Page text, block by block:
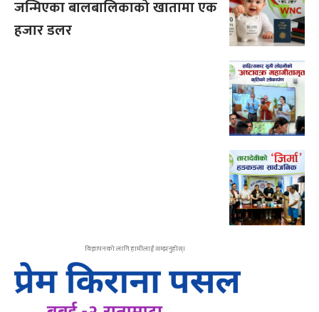
जन्मिएका बालबालिकाको खातामा एक
हजार डलर
विज्ञापनको लागि हामीलाई सम्झनुहोस्।